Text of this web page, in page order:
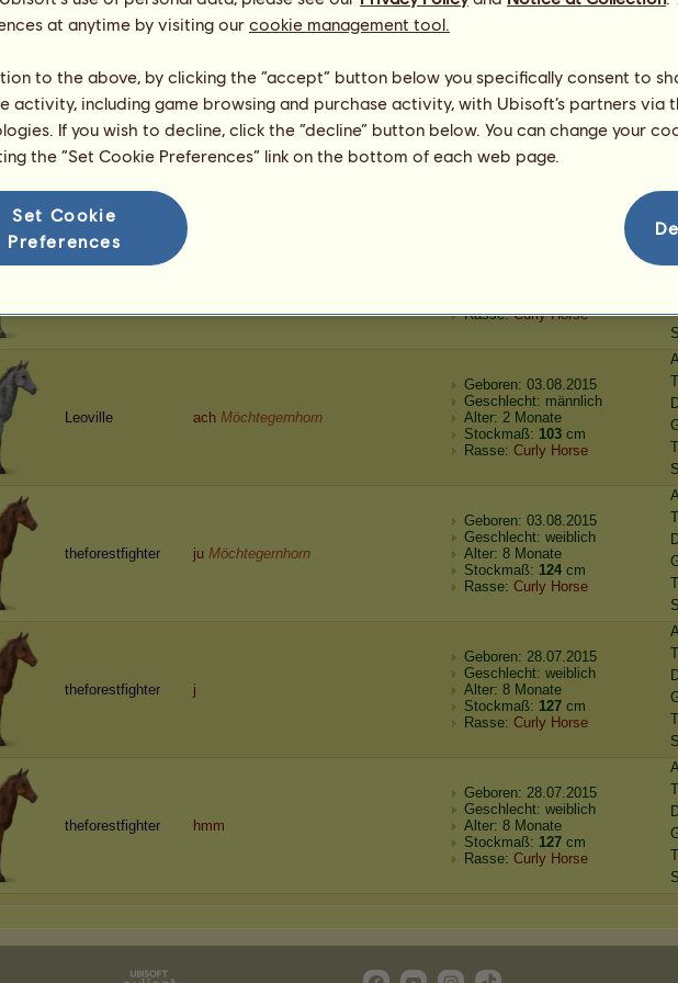
Leoville 3 Möchtegernhorn
Alter: 2 Monate
Geboren: 03.08.2015
Geschlecht: männlich
Stockmaß:99cm
Rasse:Curly Horse
Leoville ach Möchtegernhorn
Geboren: 03.08.2015
Geschlecht: männlich
Alter: 2 Monate
Stockmaß: 103 cm
Rasse: Curly Horse
theforestfighter ju Möchtegernhorn
Geboren: 03.08.2015
Geschlecht: weiblich
Alter: 8 Monate
Stockmaß: 124 cm
Rasse: Curly Horse
theforestfighter j
Geboren: 28.07.2015
Geschlecht: weiblich
Alter: 8 Monate
Stockmaß: 127 cm
Rasse: Curly Horse
theforestfighter hmm
Geboren: 28.07.2015
Geschlecht: weiblich
Alter: 8 Monate
Stockmaß: 127 cm
Rasse: Curly Horse
at anytime by visiting our cookie management tool.
to the above, by clicking the “accept” button below you specifically consent to
activity, including game browsing and purchase activity, with Ubisoft’s partners via
If you wish to decline, click the “decline” button below. You can change your
the “Set Cookie Preferences” link on the bottom of each web page.
Set Cookie
Preferences